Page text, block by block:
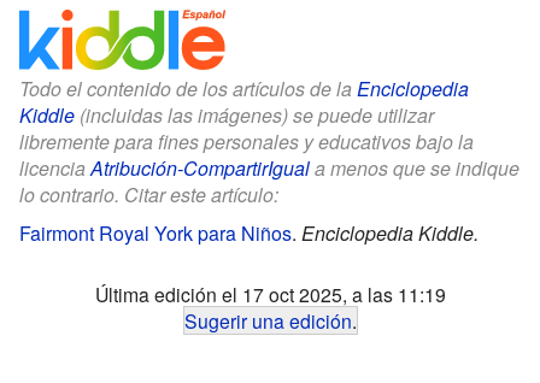
Todo el contenido de los artículos de la Enciclopedia
Kiddle (incluidas las imágenes) se puede utilizar
libremente para fines personales y educativos bajo la
licenciaAtribución-CompartirIguala menos que se indique
lo contrario. Citar este artículo:
Fairmont Royal York para Niños. Enciclopedia Kiddle.
Última edición el 17 oct 2025, a las 11:19
Sugerir una edición.